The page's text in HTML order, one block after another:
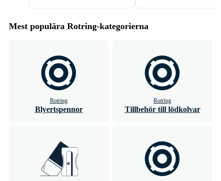
Mest populära Rotring-kategorierna
Rotring
Blyertspennor
Rotring
Tillbehör till lödkolvar